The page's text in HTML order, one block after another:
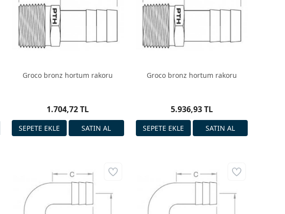
Groco bronz hortum rakoru
1.704,72 TL
Groco bronz hortum rakoru
5.936,93 TL